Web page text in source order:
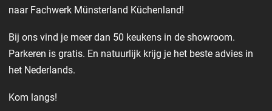
naar Fachwerk Münsterland Küchenland!
Bij ons vind je meer dan 50 keukens in de showroom.
Parkeren is gratis. En natuurlijk krijg je het beste advies in
het Nederlands.
Kom langs!